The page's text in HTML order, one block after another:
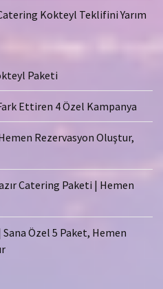
Kokteyl Teklifini Yarım
Paketi
Ettiren 4 Özel Kampanya
Rezervasyon Oluştur,
Catering Paketi | Hemen
Özel 5 Paket, Hemen